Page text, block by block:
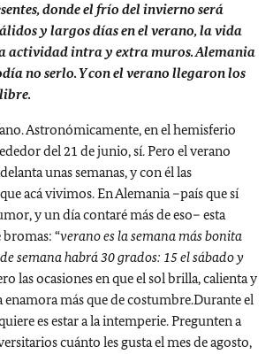
donde el frío del invierno será
y largos días en el verano, la vida
actividad intra y extra muros. Alemania
no serlo. Y con el verano llegaron los
Astronómicamente, en el hemisferio
del 21 de junio, sí. Pero el verano
unas semanas, y con él las
acá vivimos. En Alemania –país que sí
y un día contaré más de eso– esta
bromas: “verano es la semana más bonita
semana habrá 30 grados: 15 el sábado y
las ocasiones en que el sol brilla, calienta y
enamora más que de costumbre.Durante el
es estar a la intemperie. Pregunten a
cuánto les gusta el mes de agosto,